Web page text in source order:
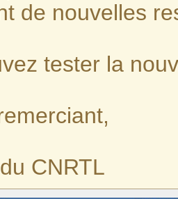
de nouvelles
tester la
CNRTL